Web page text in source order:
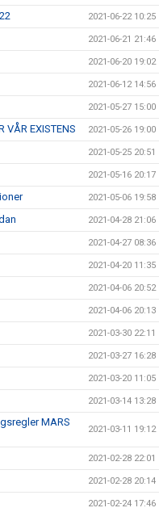
2021-06-22 10:25
2021-06-21 21:46
2021-06-20 19:02
2021-06-12 14:56
2021-05-27 15:00
VÅR EXISTENS 2021-05-26 19:00
2021-05-25 20:51
2021-05-16 20:17
2021-05-06 19:58
2021-04-28 21:06
2021-04-27 08:36
2021-04-20 11:35
2021-04-06 20:52
2021-04-06 20:13
2021-03-30 22:11
2021-03-27 16:28
2021-03-20 11:05
2021-03-14 13:28
MARS
2021-03-11 19:12
2021-02-28 22:01
2021-02-28 20:14
2021-02-24 17:46